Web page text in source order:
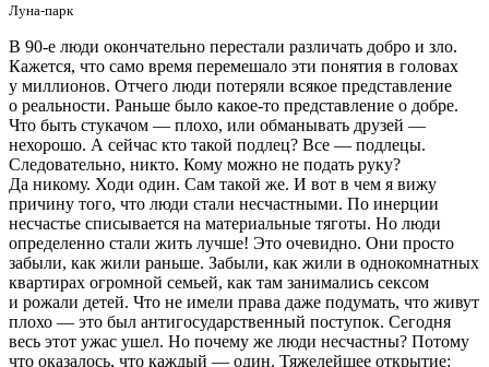
Луна-парк
В 90-е люди окончательно перестали различать добро и зло.
Кажется, что само время перемешало эти понятия в головах
у миллионов. Отчего люди потеряли всякое представление
о реальности. Раньше было какое-то представление о добре.
Что быть стукачом — плохо, или обманывать друзей —
нехорошо. А сейчас кто такой подлец? Все — подлецы.
Следовательно, никто. Кому можно не подать руку?
Да никому. Ходи один. Сам такой же. И вот в чем я вижу
причину того, что люди стали несчастными. По инерции
несчастье списывается на материальные тяготы. Но люди
определенно стали жить лучше! Это очевидно. Они просто
забыли, как жили раньше. Забыли, как жили в однокомнатных
квартирах огромной семьей, как там занимались сексом
и рожали детей. Что не имели права даже подумать, что живут
плохо — это был антигосударственный поступок. Сегодня
весь этот ужас ушел. Но почему же люди несчастны? Потому
что оказалось, что каждый — один. Тяжелейшее открытие: